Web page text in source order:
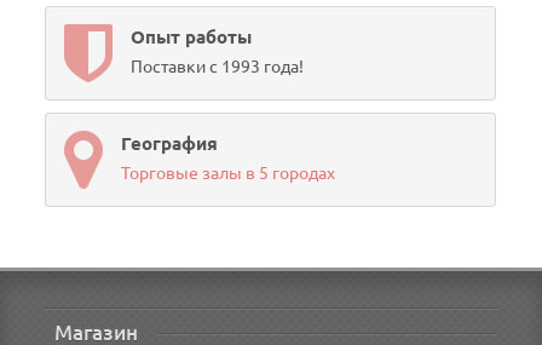
Опыт работы
Поставки с 1993 года!
География
Торговые залы в 5 городах
Магазин